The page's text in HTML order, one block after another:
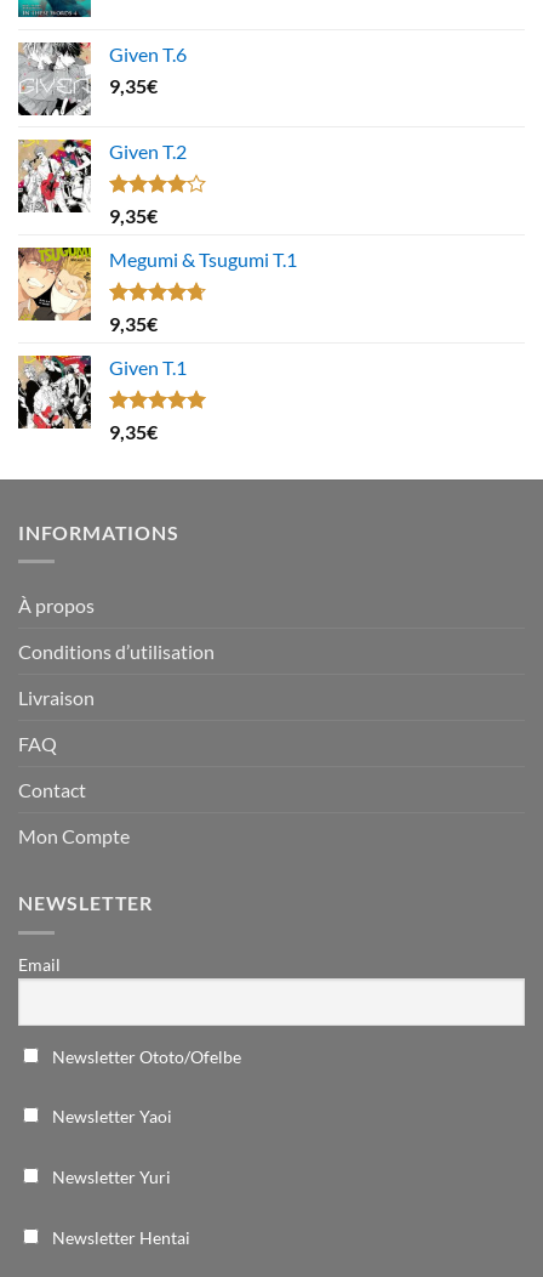
Given T.6
9,35€
Given T.2
Note
4.00
5
9,35€
Megumi & Tsugumi T.1
Note4.67
sur 5
9,35€
Given T.1
Note5.00
sur 5
9,35€
INFORMATIONS
À propos
Conditions d’utilisation
Livraison
FAQ
Contact
Mon Compte
NEWSLETTER
Email
Newsletter Ototo/Ofelbe
Newsletter Yaoi
Newsletter Yuri
Newsletter Hentai